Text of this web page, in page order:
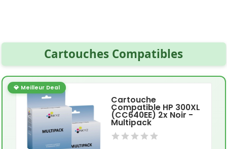
Cartouches Compatibles
💎 Meilleur Deal
Cartouche
Compatible HP 300XL
(CC640EE) 2x Noir -
Multipack